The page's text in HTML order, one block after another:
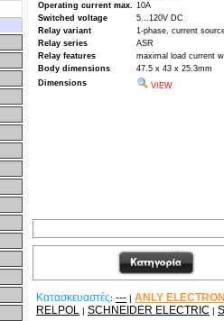
Operating current max. 10A
Switched voltage
5...120V DC
Relay variant
1-phase, current
Relay series
ASR
Relay features
maximal load current
Body dimensions
47.5 x 43 x 25.3mm
Dimensions
VIEW
Κατασκευαστές: --- | ANLY
RELPOL | SCHNEIDER ELECTRIC |